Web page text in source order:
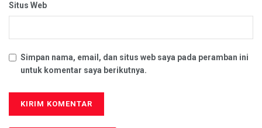
Situs Web
Simpan nama, email, dan situs web saya pada peramban ini
untuk komentar saya berikutnya.